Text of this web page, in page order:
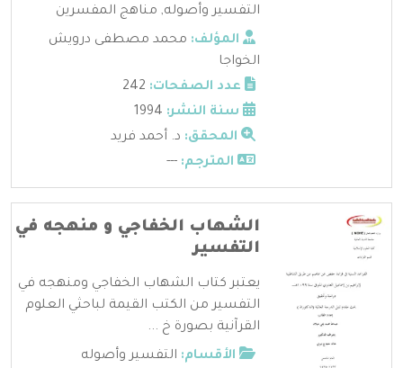
التفسير وأصوله, مناهج المفسرين
المؤلف: محمد مصطفى درويش
الخواجا
عدد الصفحات:
سنة النشر:
المحقق: د. أحمد فريد
المترجم: ---
الشهاب الخفاجي و منهجه في
التفسير
يعتبر كتاب الشهاب الخفاجي ومنهجه في
التفسير من الكتب القيمة لباحثي العلوم
القرآنية بصورة خ ...
الأقسام: التفسير وأصوله